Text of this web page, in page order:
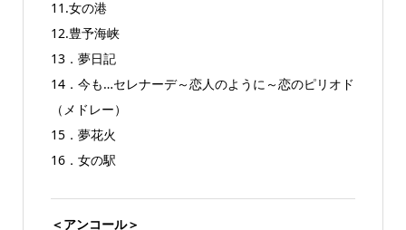
11.女の港
12.豊予海峡
13．夢日記
14．今も…セレナーデ～恋人のように～恋のピリオド
（メドレー）
15．夢花火
16．女の駅
＜アンコール＞